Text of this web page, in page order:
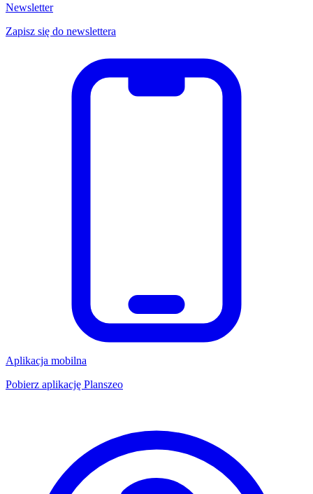
Newsletter
Zapisz się do newslettera
Aplikacja mobilna
Pobierz aplikację Planszeo